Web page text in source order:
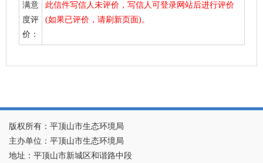
满意
度评
价：
此信件写信人未评价，写信人可登录网站后进行评价
(如果已评价，请刷新页面)。
版权所有：平顶山市生态环境局
主办单位：平顶山市生态环境局
地址：平顶山市新城区和谐路中段